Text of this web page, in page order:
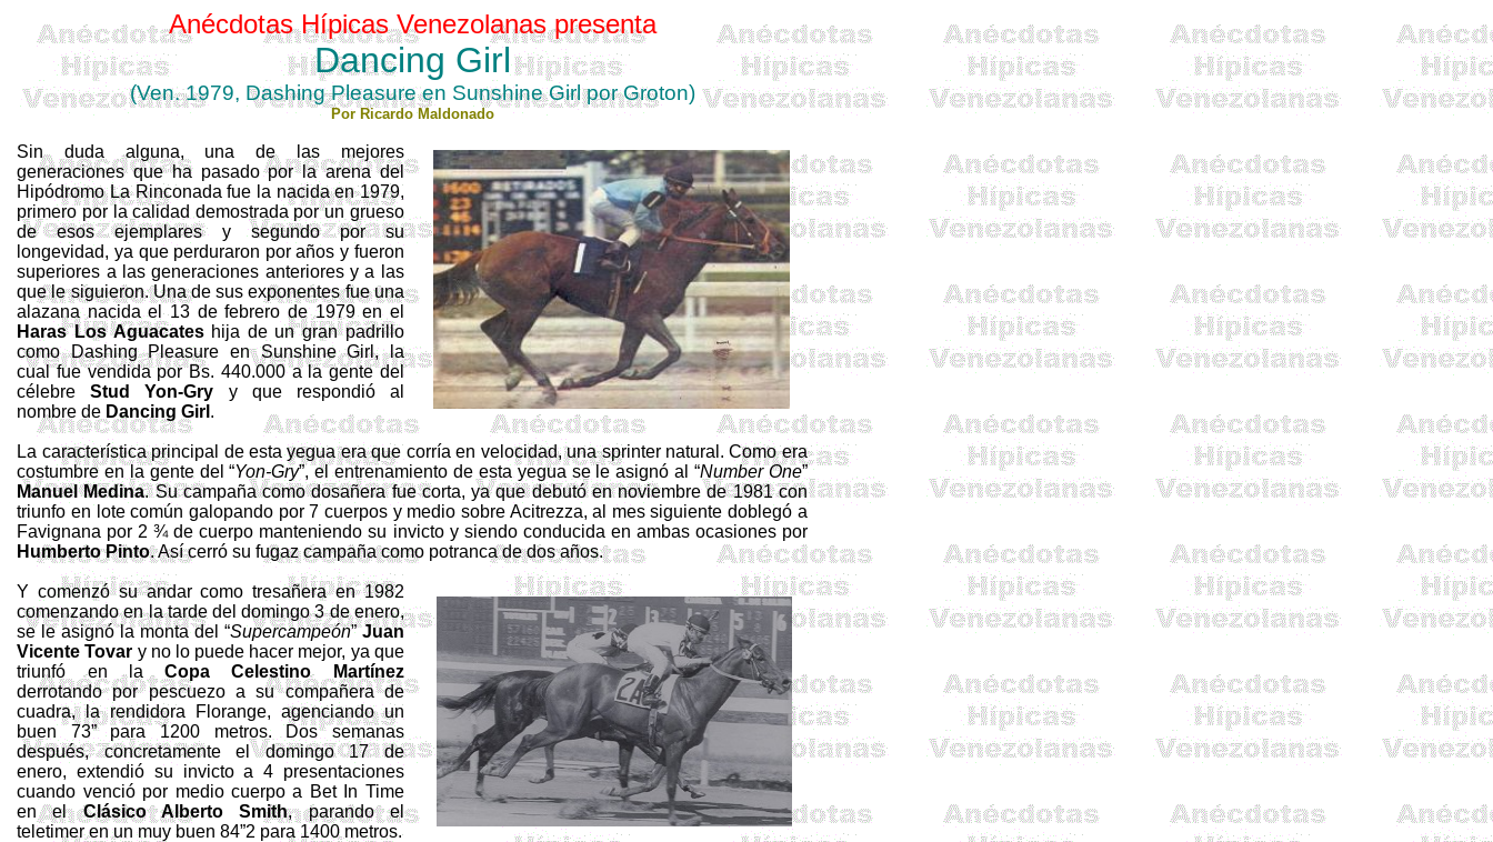
Anécdotas Hípicas Venezolanas presenta
Dancing Girl
(Ven. 1979, Dashing Pleasure en Sunshine GirlporGroton)
Por Ricardo Maldonado
Sin duda alguna, una de las mejores
generaciones que ha pasado por la arena del
HipódromoLa Rinconada fue la nacida en 1979,
primero por la calidad demostrada por un grueso
de esos ejemplares y segundo por su
longevidad, ya que perduraron por años y fueron
superiores a las generaciones anteriores y a las
que le siguieron. Una de sus exponentes fue una
alazana nacida el 13 de febrero de 1979 en el
HarasLos Aguacates hija de un gran padrillo
comoDashing Pleasure enSunshine Girl, la
cual fue vendida por Bs. 440.000 a la gente del
célebreStud Yon-Gry y que respondió al
nombre de Dancing Girl .
La característica principal de esta yegua era que corría en velocidad, unasprinternatural. Como era
costumbre en la gente del “Yon-Gry”, el entrenamiento de esta yegua se le asignó al “Number One”
Manuel Medina. Su campaña comodosañerafue corta, ya que debutó en noviembre de 1981 con
triunfo en lote común galopando por 7 cuerpos y medio sobre Acitrezza, al mes siguiente doblegó a
Favignana por 2 ¾ de cuerpo manteniendo su invicto y siendo conducida en ambas ocasiones por
Humberto Pinto. Así cerró su fugaz campaña como potranca de dos años.
Y comenzó su andar comotresañeraen 1982
comenzando en la tarde del domingo 3 de enero,
se le asignó la monta del “Supercampeón”Juan
Vicente Tovar y no lo puede hacer mejor, ya que
triunfó en laCopa CelestinoMartínez
derrotando por pescuezo a su compañera de
cuadra, la rendidora
Florange, agenciando un
buen 73”para1200 metros. Dos semanas
después, concretamente el domingo 17 de
enero, extendió su invicto a 4 presentaciones
cuando venció por medio cuerpo a BetIn Time
en elClásico AlbertoSmith, parando el
teletimeren un muy buen 84”2 para1400 metros.